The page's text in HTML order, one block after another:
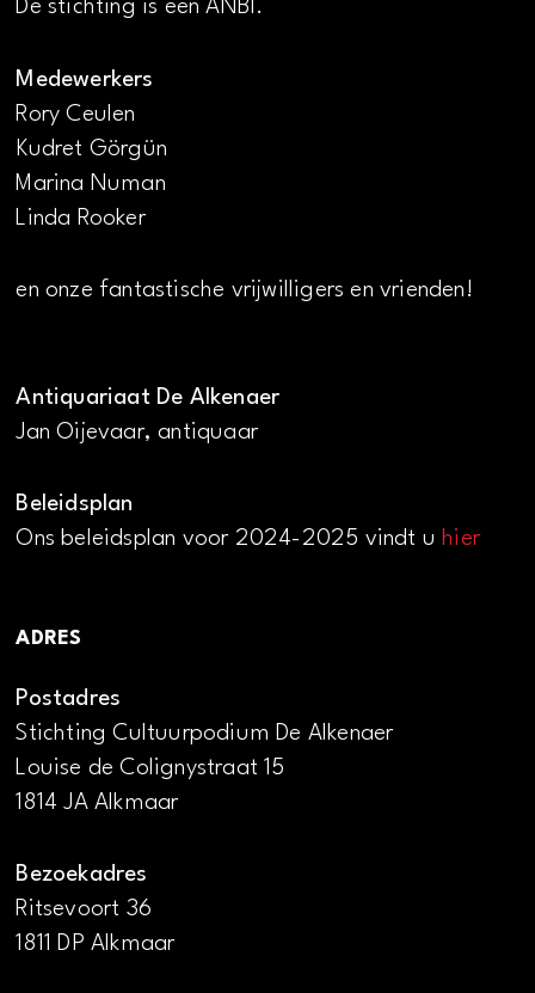
De stichting is een ANBI.
Medewerkers
Rory Ceulen
Kudret Görgün
Marina Numan
Linda Rooker
en onze fantastische vrijwilligers en vrienden!
Antiquariaat De Alkenaer
Jan Oijevaar, antiquaar
Beleidsplan
Ons beleidsplan voor 2024-2025 vindt uhier
ADRES
Postadres
Stichting Cultuurpodium De Alkenaer
Louise de Colignystraat 15
1814 JA Alkmaar
Bezoekadres
Ritsevoort 36
1811 DP Alkmaar